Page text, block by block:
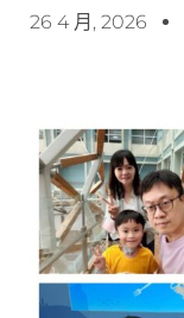
26 4 月, 2026